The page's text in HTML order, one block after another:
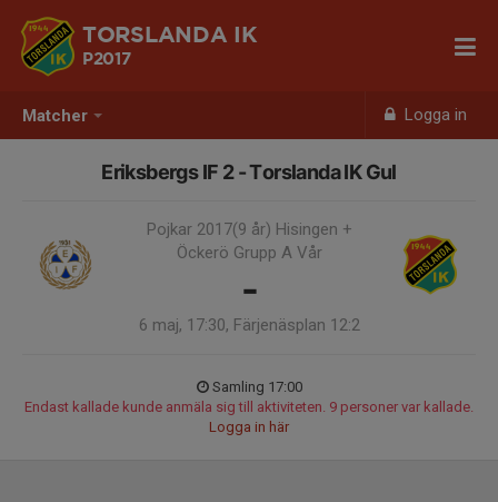
Matcher Logga in
TORSLANDA IK
P2017
Eriksbergs IF 2 - Torslanda IK Gul
Pojkar 2017(9 år) Hisingen +
Öckerö Grupp A Vår
-
6 maj, 17:30, Färjenäsplan 12:2
Samling 17:00
Endast kallade kunde anmäla sig till aktiviteten. 9 personer var kallade.
Logga in här